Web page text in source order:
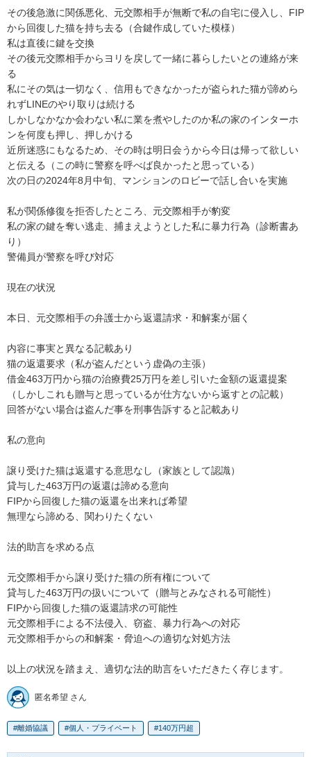
その後急激に関係悪化、元交際相手が無断で私の自宅に侵入し、FIP
から回復した猫を持ち去る（合鍵作成していた模様）
私は直後に鍵を交換
その後元交際相手からヨリを戻して一緒に暮らしたいとの連絡が来
る
私にその気は一切なく、信用もできなかったが盗られた猫が諦めら
れずLINEのやり取りは続ける
しかしなかなか会わない私に業を煮やしたのか私の家のインターホ
ンを何度も押し、押しかける
近所迷惑にもなるため、その時は明日会うから今日は帰って欲しい
と伝える（この時に警察を呼べば良かったと思っている）
次の日の2024年8月中旬、マンションのロビーで話し合いを実施
私が関係修復を拒否したところ、元交際相手が豹変
私の家の鍵を奪い逃走、捕まえようとした私に暴力行為（診断書あ
り）
警備員が警察を呼び対応
現在の状況
本日、元交際相手の弁護士から返還請求・和解案が届く
内容に事実と異なる記載あり
猫の返還要求（私が盗んだという虚偽の主張）
借金463万円から猫の治療費25万円を差し引いた金額の返還提案
（しかしこれも贈与と思っているが仕方ないから返すとの記載）
回答がない場合は盗んだ事を刑事告訴すると記載あり
私の意向
譲り受けた猫は返還する意思なし（家族として認識）
貸与した463万円の返還は諦める意向
FIPから回復した猫の返還を出来れば希望
無理なら諦める、関わりたくない
法的助言を求める点
元交際相手から譲り受けた猫の所有権について
貸与した463万円の扱いについて（贈与とみなされる可能性）
FIPから回復した猫の返還請求の可能性
元交際相手による不法侵入、窃盗、暴力行為への対応
元交際相手からの和解案・脅迫への適切な対処方法
以上の状況を踏まえ、適切な法的助言をいただきたく存じます。
匿名希望 さん
離婚協議 個人・プライベート 140万円超